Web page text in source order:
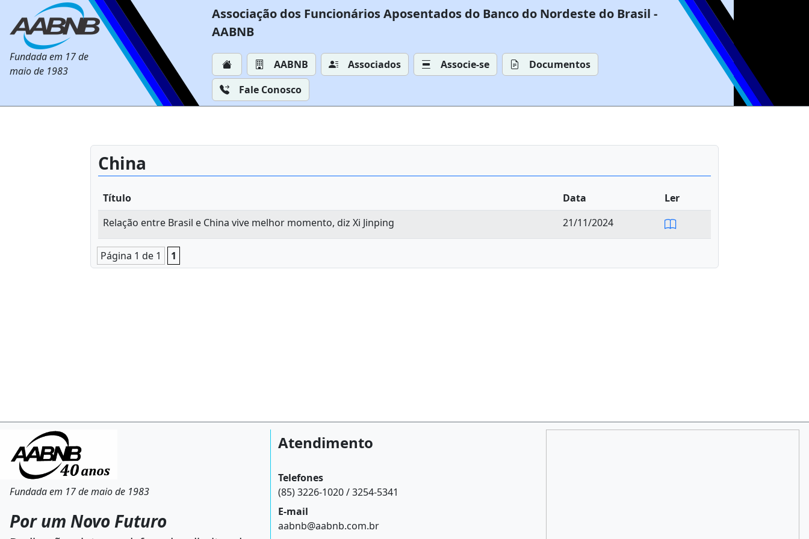
Fundada em 17 de
maio de 1983
Associação dos Funcionários Aposentados do Banco do Nordeste do Brasil -
AABNB
AABNB Associados Associe-se
Documentos
Fale Conosco
China
Título Data
Ler
Relação entre Brasil e China vive melhor momento, diz Xi Jinping
21/11/2024
Página 1 de 1 1
Fundada em 17 de maio de 1983
Por um Novo Futuro
Atendimento
Telefones
(85) 3226-1020 / 3254-5341
E-mail
aabnb@aabnb.com.br